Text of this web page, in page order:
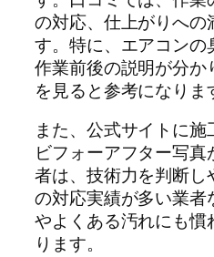
の対応、仕上がりへの
す。特に、エアコンの
作業前後の説明が分
を見ると参考になりま
また、公式サイトに施
ビフォーアフター写
者は、技術力を判断
の対応実績が多い業
やよくある汚れにも慣
ります。